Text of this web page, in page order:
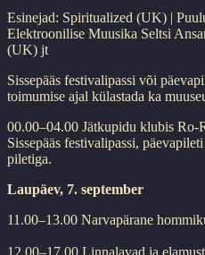
Esinejad: Spiritualized (UK) |
Elektroonilise Muusika Seltsi
(UK) jt
Sissepääs festivalipassi või
toimumise ajal külastada ka
00.00–04.00 Jätkupidu klubis Ro-
Sissepääs festivalipassi,
piletiga.
Laupäev, 7. september
11.00–13.00 Narvapärane
12.00–17.00 Linnalavad ja